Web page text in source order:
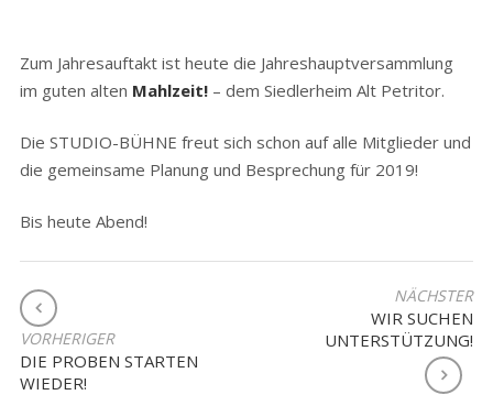
Zum Jahresauftakt ist heute die Jahreshauptversammlung
im guten alten Mahlzeit!– dem Siedlerheim Alt Petritor.
Die STUDIO-BÜHNE freut sich schon auf alle Mitglieder und
die gemeinsame Planung und Besprechung für 2019!
Bis heute Abend!
BEITRAGSNAVIGATION
VORHERIGER
DIE PROBEN STARTEN
WIEDER!
NÄCHSTER
WIR SUCHEN
UNTERSTÜTZUNG!